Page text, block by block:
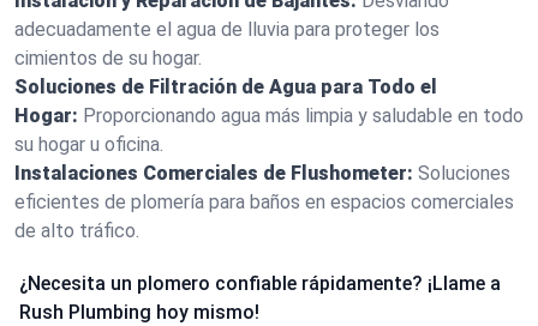
adecuadamente el agua de lluvia para proteger los
cimientos de su hogar.
Soluciones de Filtración de Agua para Todo el
Hogar: Proporcionando agua más limpia y saludable en todo
su hogar u oficina.
Instalaciones Comerciales de Flushometer: Soluciones
eficientes de plomería para baños en espacios comerciales
de alto tráfico.
¿Necesita un plomero confiable rápidamente? ¡Llame a
Rush Plumbing hoy mismo!